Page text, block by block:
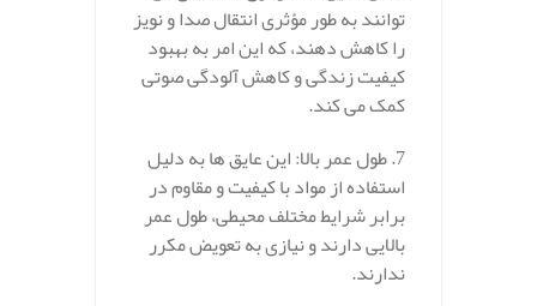
توانند به طور مؤثری انتقال صدا و نویز
را کاهش دهند، که این امر به بهبود
کیفیت زندگی و کاهش آلودگی صوتی
کمک می‌ کند.
7. طول عمر بالا: این عایق‌ ها به دلیل
استفاده از مواد با کیفیت و مقاوم در
برابر شرایط مختلف محیطی، طول عمر
بالایی دارند و نیازی به تعویض مکرر
ندارند.